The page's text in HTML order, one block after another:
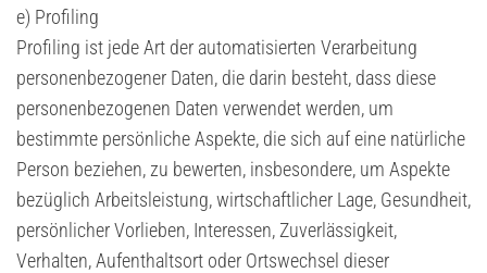
e) Profiling
Profiling ist jede Art der automatisierten Verarbeitung
personenbezogener Daten, die darin besteht, dass diese
personenbezogenen Daten verwendet werden, um
bestimmte persönliche Aspekte, die sich auf eine natürliche
Person beziehen, zu bewerten, insbesondere, um Aspekte
bezüglich Arbeitsleistung, wirtschaftlicher Lage, Gesundheit,
persönlicher Vorlieben, Interessen, Zuverlässigkeit,
Verhalten, Aufenthaltsort oder Ortswechsel dieser